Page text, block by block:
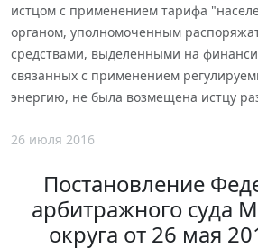
истцом с применением тарифа
органом, уполномоченным
средствами, выделенными на
связанных с применением
энергию, не была возмещена истцу
26 июля 2016
Постановление
арбитражного суда
округа от 26 мая